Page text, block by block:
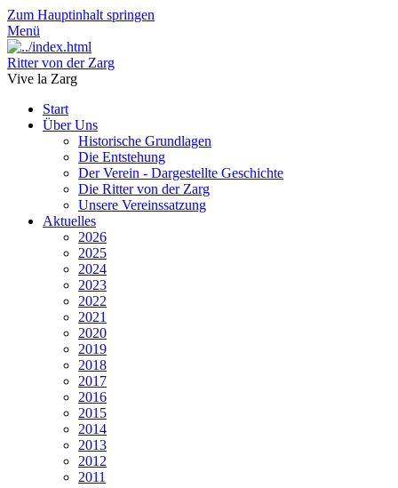
Zum Hauptinhalt springen
Menü
Ritter von der Zarg
Vive la Zarg
Start
Über Uns
Historische Grundlagen
Die Entstehung
Der Verein - Dargestellte Geschichte
Die Ritter von der Zarg
Unsere Vereinssatzung
Aktuelles
2026
2025
2024
2023
2022
2021
2020
2019
2018
2017
2016
2015
2014
2013
2012
2011